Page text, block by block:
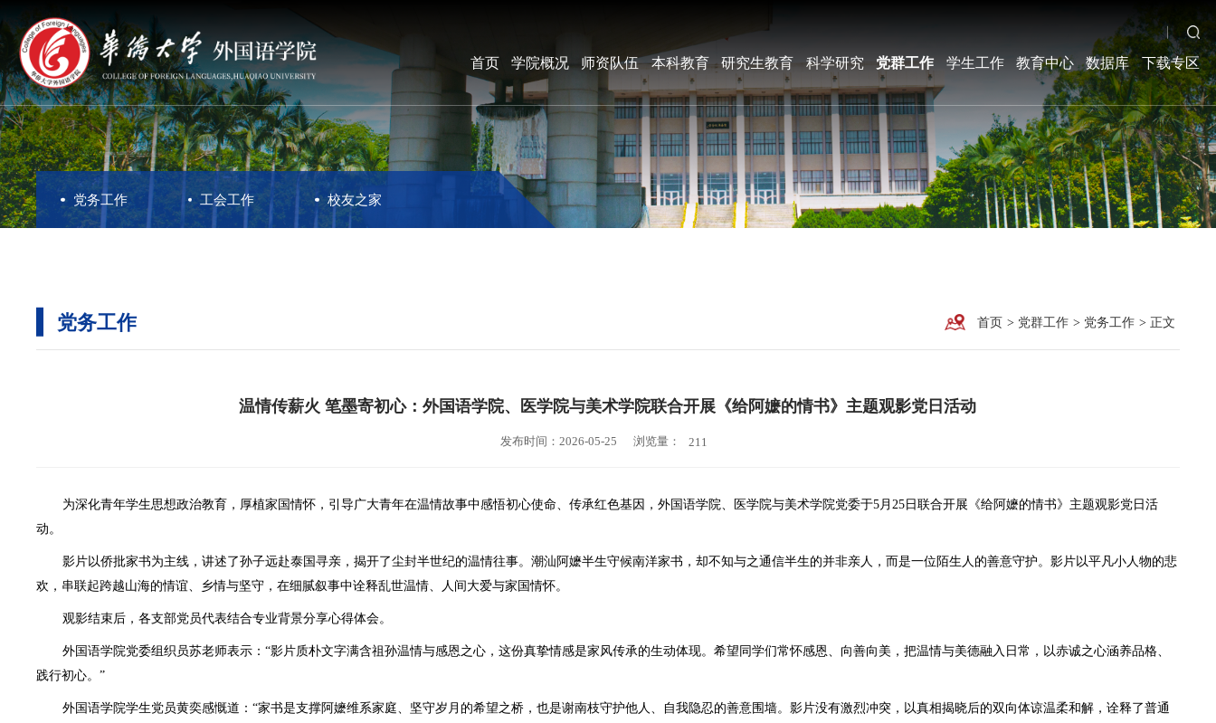
首页 学院概况 师资队伍 本科教育 研究生教育 科学研究 党群工作 学生工作 教育中心 数据库 下载专区
党务工作 工会工作 校友之家
党务工作 首页 > 党群工作 > 党务工作 > 正文
温情传薪火 笔墨寄初心：外国语学院、医学院与美术学院联合开展《给阿嬷的情书》主题观影党日活动
发布时间：2026-05-25 浏览量： 211
为深化青年学生思想政治教育，厚植家国情怀，引导广大青年在温情故事中感悟初心使命、传承红色基因，外国语学院、医学院与美术学院党委于5月25日联合开展《给阿嬷的情书》主题观影党日活
动。
影片以侨批家书为主线，讲述了孙子远赴泰国寻亲，揭开了尘封半世纪的温情往事。潮汕阿嬷半生守候南洋家书，却不知与之通信半生的并非亲人，而是一位陌生人的善意守护。影片以平凡小人物的悲
欢，串联起跨越山海的情谊、乡情与坚守，在细腻叙事中诠释乱世温情、人间大爱与家国情怀。
观影结束后，各支部党员代表结合专业背景分享心得体会。
外国语学院党委组织员苏老师表示：“影片质朴文字满含祖孙温情与感恩之心，这份真挚情感是家风传承的生动体现。希望同学们常怀感恩、向善向美，把温情与美德融入日常，以赤诚之心涵养品格、
践行初心。”
外国语学院学生党员黄奕感慨道：“家书是支撑阿嬷维系家庭、坚守岁月的希望之桥，也是谢南枝守护他人、自我隐忍的善意围墙。影片没有激烈冲突，以真相揭晓后的双向体谅温柔和解，诠释了普通